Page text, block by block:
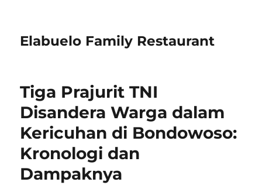
Elabuelo Family Restaurant
Tiga Prajurit TNI
Disandera Warga dalam
Kericuhan di Bondowoso:
Kronologi dan
Dampaknya